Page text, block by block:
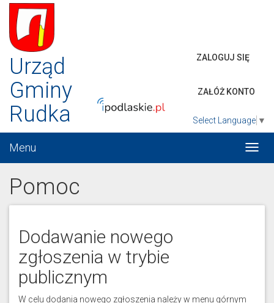
Urząd
Gminy
Rudka
ZALOGUJ SIĘ
ZAŁÓŻ KONTO
Select Language ▼
Menu
Pomoc
Dodawanie nowego
zgłoszenia w trybie
publicznym
W celu dodania nowego zgłoszenia należy w menu górnym